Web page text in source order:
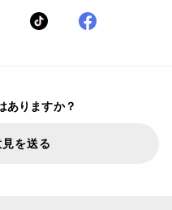
ありますか？
を送る